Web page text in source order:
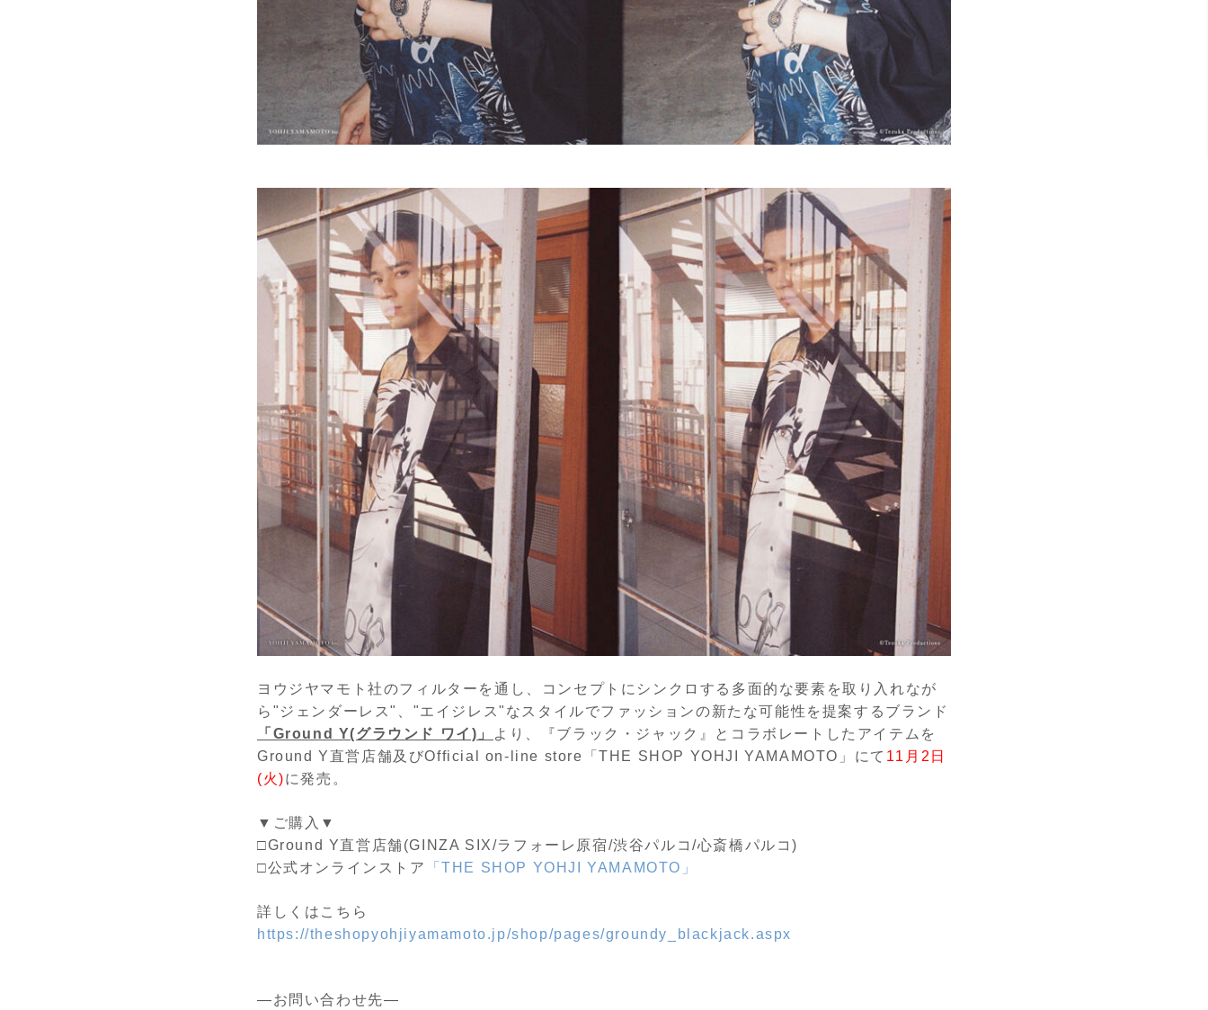
ヨウジヤマモト社のフィルターを通し、コンセプトにシンクロする多面的な要素を取り入れなが
ら"ジェンダーレス"、"エイジレス"なスタイルでファッションの新たな可能性を提案するブランド
「Ground Y(グラウンド ワイ)」
より、『ブラック・ジャック』とコラボレートしたアイテムを
Ground Y直営店舗及びOfficial on-line store「THE SHOP YOHJI YAMAMOTO」にて 11月2日
(火)に発売。
▼ご購入▼
□Ground Y直営店舗(GINZA SIX/ラフォーレ原宿/渋谷パルコ/心斎橋パルコ)
□公式オンラインストア
「THE SHOP YOHJI YAMAMOTO」
詳しくはこちら
https://theshopyohjiyamamoto.jp/shop/pages/groundy_blackjack.aspx
―お問い合わせ先―